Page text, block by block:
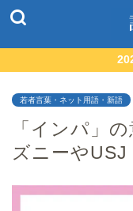
若者言葉・ネット用語・新語
「インパ」
ズニーやUSJ